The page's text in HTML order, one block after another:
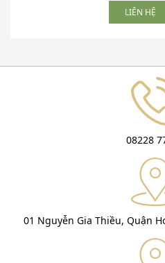
LIÊN HỆ
08228
01 Nguyễn Gia Thiều, Quận